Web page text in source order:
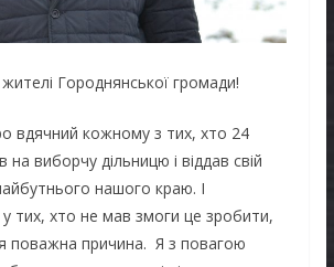
Городнянської громади!
кожному з тих, хто 24
виборчу дільницю і віддав свій
нашого краю. І
тих, хто не мав змоги це зробити,
поважна причина. Я з повагою